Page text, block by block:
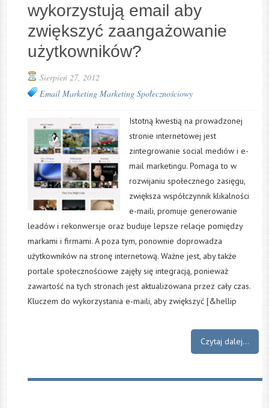
wykorzystują email aby
zwiększyć zaangażowanie
użytkowników?
Sierpień 27, 2012
Email Marketing Marketing Społecznościowy
Istotną kwestią na prowadzonej
stronie internetowej jest
zintegrowanie social mediów i e-
mail marketingu. Pomaga to w
rozwijaniu społecznego zasięgu,
zwiększa współczynnik klikalności
e-maili, promuje generowanie
leadów i rekonwersje oraz buduje lepsze relacje pomiędzy
markami i firmami. A poza tym, ponownie doprowadza
użytkowników na stronę internetową. Ważne jest, aby także
portale społecznościowe zajęły się integracją, ponieważ
zawartość na tych stronach jest aktualizowana przez cały czas.
Kluczem do wykorzystania e-maili, aby zwiększyć [&hellip
Czytaj dalej...